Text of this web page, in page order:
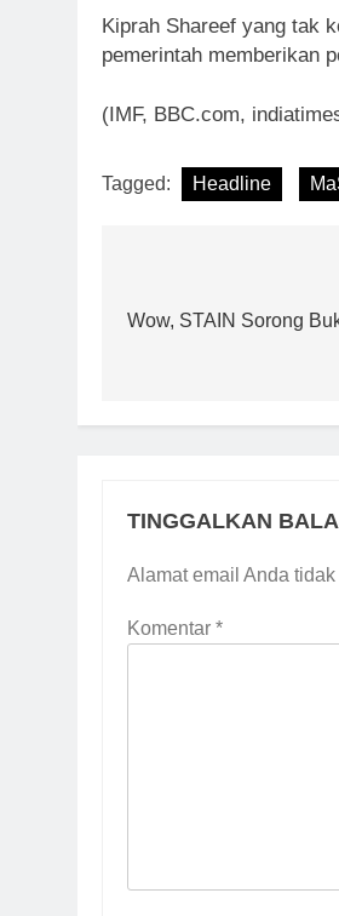
Kiprah Shareef yang tak
pemerintah memberikan
(IMF, BBC.com,
Tagged: Headline
pos
Wow, STAIN Sorong
TINGGALKAN
Alamat email Anda
Komentar *